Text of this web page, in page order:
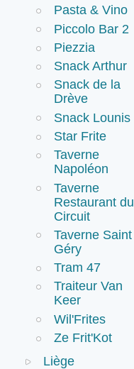
Pasta & Vino
Piccolo Bar 2
Piezzia
Snack Arthur
Snack de la
Drève
Snack Lounis
Star Frite
Taverne
Napoléon
Taverne
Restaurant du
Circuit
Taverne Saint
Géry
Tram 47
Traiteur Van
Keer
Wil'Frites
Ze Frit'Kot
Liège